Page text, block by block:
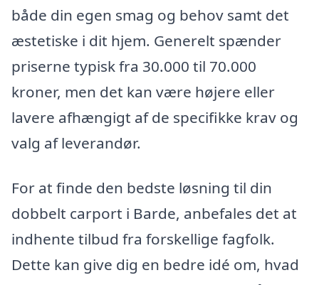
både din egen smag og behov samt det
æstetiske i dit hjem. Generelt spænder
priserne typisk fra 30.000 til 70.000
kroner, men det kan være højere eller
lavere afhængigt af de specifikke krav og
valg af leverandør.
For at finde den bedste løsning til din
dobbelt carport i Barde, anbefales det at
indhente tilbud fra forskellige fagfolk.
Dette kan give dig en bedre idé om, hvad